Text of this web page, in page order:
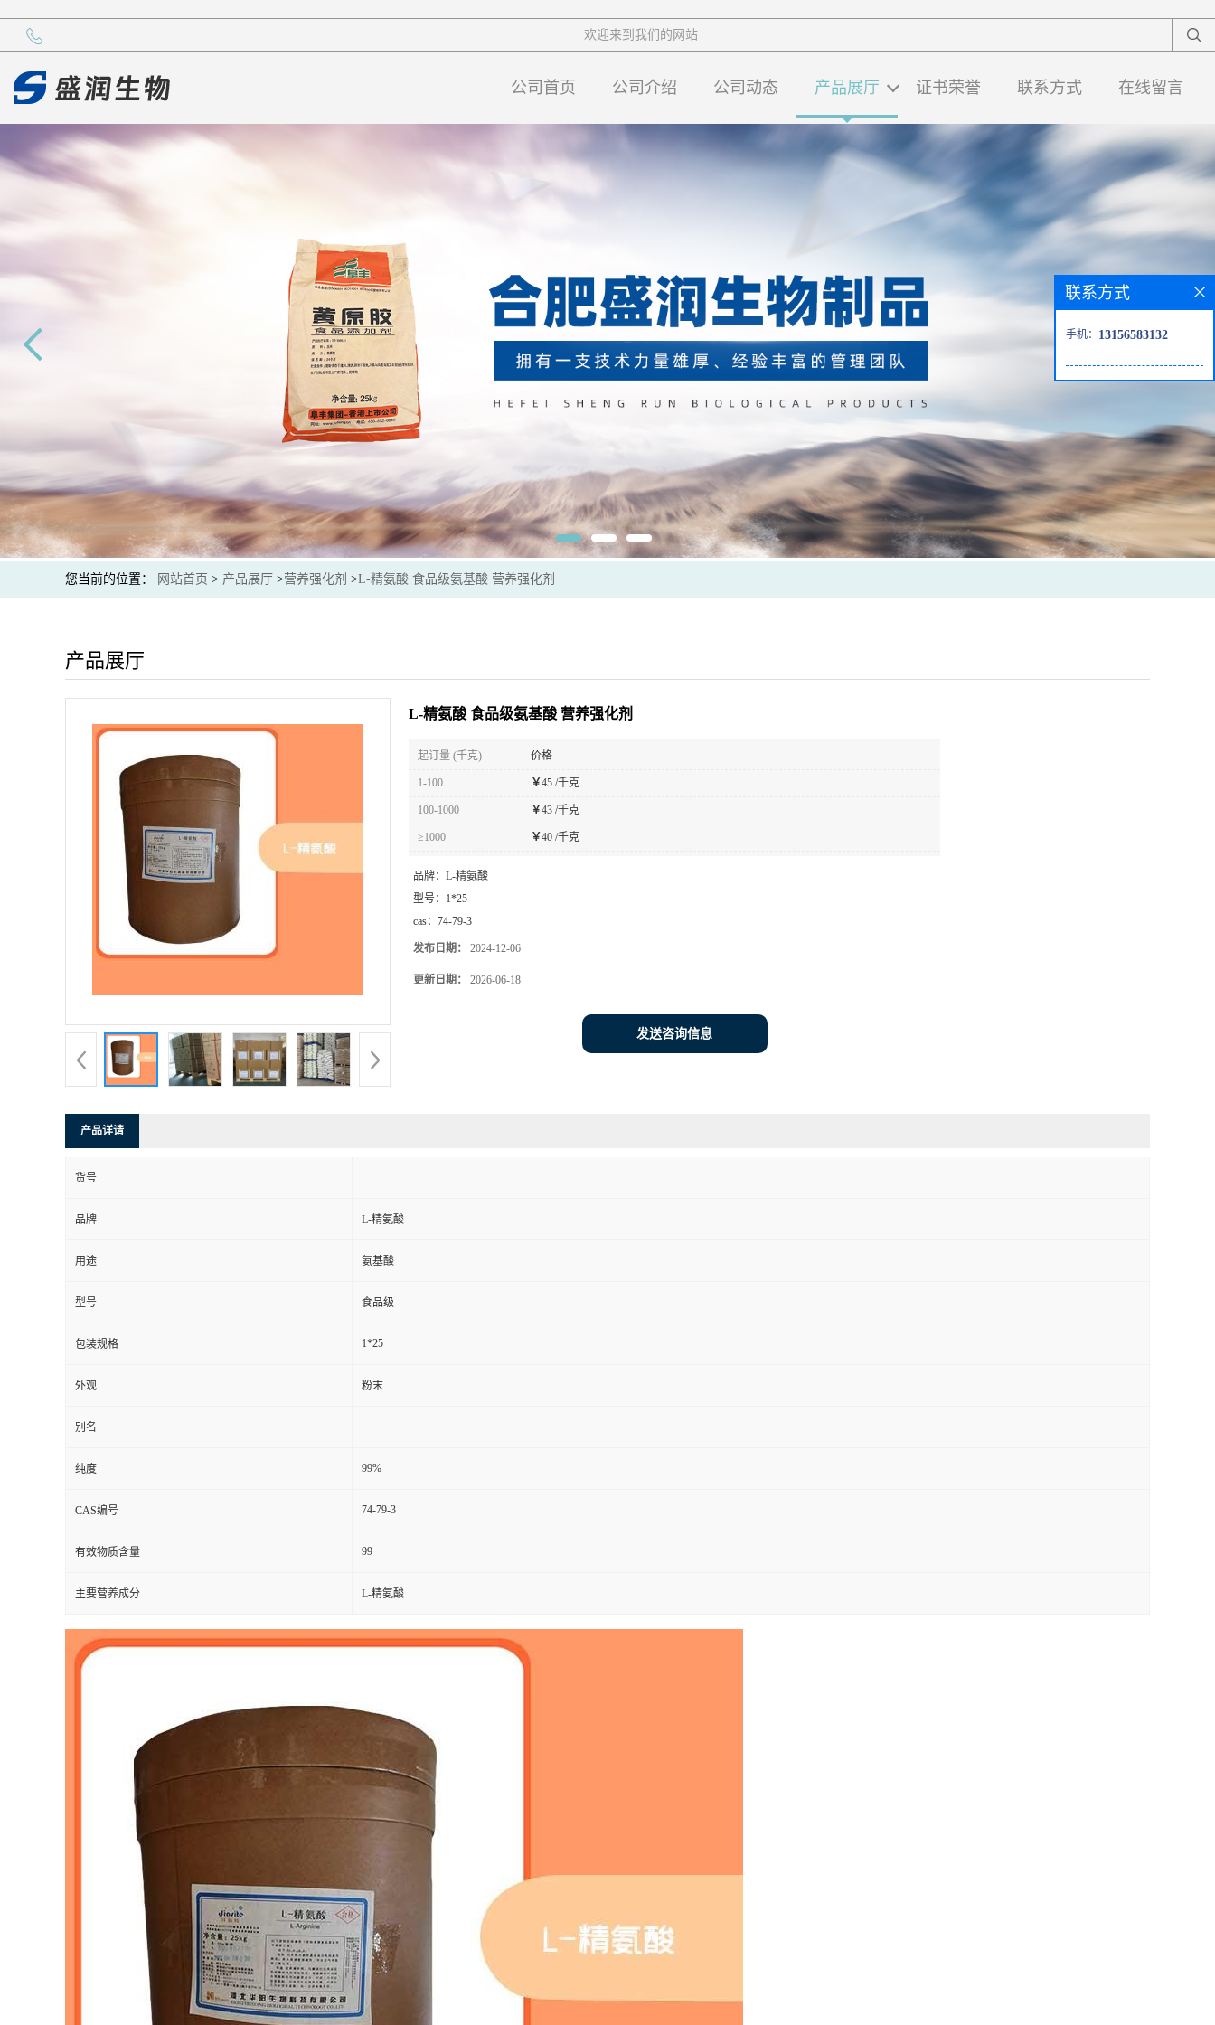
欢迎来到我们的网站
公司首页 公司介绍 公司动态 产品展厅 证书荣誉 联系方式 在线留言
您当前的位置： 网站首页 > 产品展厅 >营养强化剂 >L-精氨酸 食品级氨基酸 营养强化剂
产品展厅
L-精氨酸 食品级氨基酸 营养强化剂
起订量 (千克) 价格
1-100 ￥45 /千克
100-1000 ￥43 /千克
≥1000 ￥40 /千克
品牌： L-精氨酸
型号： 1*25
cas： 74-79-3
发布日期： 2024-12-06
更新日期： 2026-06-18
发送咨询信息
产品详请
货号
品牌 L-精氨酸
用途 氨基酸
型号 食品级
包装规格 1*25
外观 粉末
别名
纯度 99%
CAS编号 74-79-3
有效物质含量 99
主要营养成分 L-精氨酸
联系方式
手机： 13156583132